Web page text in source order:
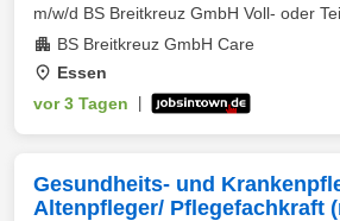
m/w/d BS Breitkreuz GmbH Voll- oder
BS Breitkreuz GmbH Care
Essen
vor 3 Tagen
Gesundheits- und
Altenpfleger/ Pflegefachkraft